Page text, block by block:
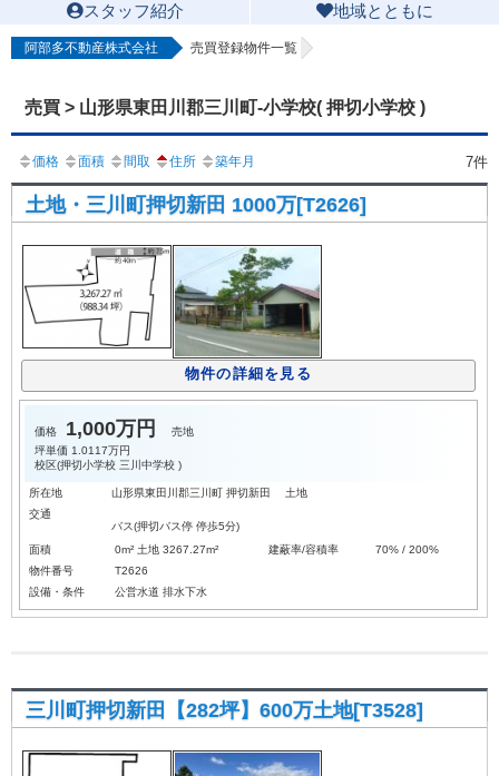
スタッフ紹介
地域とともに
阿部多不動産株式会社 売買登録物件一覧
売買 > 山形県東田川郡三川町-小学校( 押切小学校 )
価格 面積 間取 住所 築年月 7件
土地・三川町押切新田 1000万[T2626]
物件の詳細を見る
価格 1,000万円
売地
坪単価 1.0117万円
校区(押切小学校 三川中学校 )
所在地
山形県東田川郡三川町 押切新田 土地
交通
バス(押切バス停 停歩5分)
面積
0m² 土地 3267.27m² 建蔽率/容積率
70% / 200%
物件番号
T2626
設備・条件
公営水道 排水下水
三川町押切新田【282坪】600万土地[T3528]